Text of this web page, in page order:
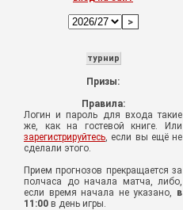
турнир
Призы:
Правила:
Логин и пароль для входа такие
же, как на гостевой книге. Или
зарегистрируйтесь, если вы ещё не
сделали этого.
Прием прогнозов прекращается за
полчаса до начала матча, либо,
если время начала не указано, в
11:00 в день игры.